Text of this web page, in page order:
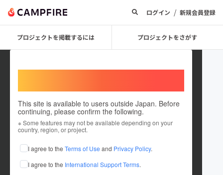
ログイン / 新規会員登録
プロジェクトを掲載するには プロジェクトをさがす
This site is available to users outside Japan. Before
continuing, please confirm the following.
※ Some features may not be available depending on your
country, region, or project.
I agree to the Terms of Use and Privacy Policy.
I agree to the International Support Terms.
有記出版
これまでに1回支援して1件のプロジェクトを投稿しています
在住国：日本 現在地：高知県